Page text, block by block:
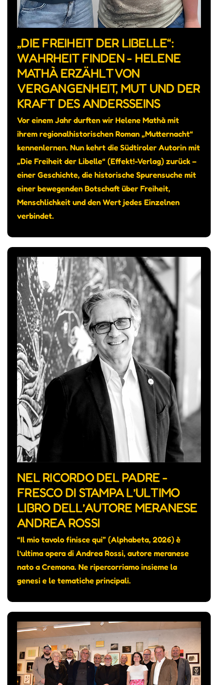
„DIE FREIHEIT DER LIBELLE“:
WAHRHEIT FINDEN - HELENE
MATHÀ ERZÄHLT VON
VERGANGENHEIT, MUT UND DER
KRAFT DES ANDERSSEINS
Vor einem Jahr durften wir Helene Mathà mit
ihrem regionalhistorischen Roman „Mutternacht“
kennenlernen. Nun kehrt die Südtiroler Autorin mit
„Die Freiheit der Libelle“ (Effekt!-Verlag) zurück –
einer Geschichte, die historische Spurensuche mit
einer bewegenden Botschaft über Freiheit,
Menschlichkeit und den Wert jedes Einzelnen
verbindet.
NEL RICORDO DEL PADRE -
FRESCO DI STAMPA L’ULTIMO
LIBRO DELL’AUTORE MERANESE
ANDREA ROSSI
“Il mio tavolo finisce qui” (Alphabeta, 2026) è
l’ultima opera di Andrea Rossi, autore meranese
nato a Cremona. Ne ripercorriamo insieme la
genesi e le tematiche principali.